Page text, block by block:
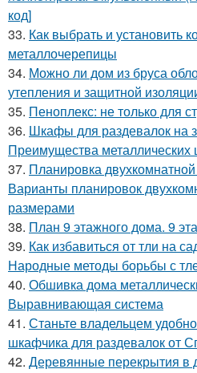
код]
33. Как выбрать и установить
металлочерепицы
34. Можно ли дом из бруса
утепления и защитной
35. Пеноплекс: не только для
36. Шкафы для раздевалок на
Преимущества
37. Планировка
Варианты планировок
размерами
38. План 9 этажного дома. 9
39. Как избавиться от тли на
Народные методы борьбы с
40. Обшивка дома
Выравнивающая система
41. Станьте владельцем
шкафчика для раздевалок от
42. Деревянные перекрытия в